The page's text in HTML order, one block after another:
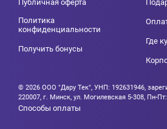
Публичная оферта
Политика
конфиденциальности
Получить бонусы
Где
© 2026 ООО "Дару Тек", УНП: 192631946,
220007, г. Минск, ул. Могилевская 5-308, Пн-
Способы оплаты